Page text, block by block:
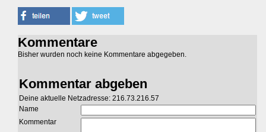
Kommentare
Bisher wurden noch keine Kommentare abgegeben.
Kommentar abgeben
Deine aktuelle Netzadresse: 216.73.216.57
Name
Kommentar